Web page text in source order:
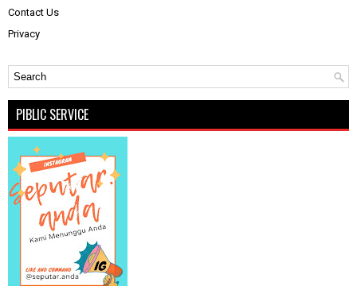
Contact Us
Privacy
PIBLIC SERVICE